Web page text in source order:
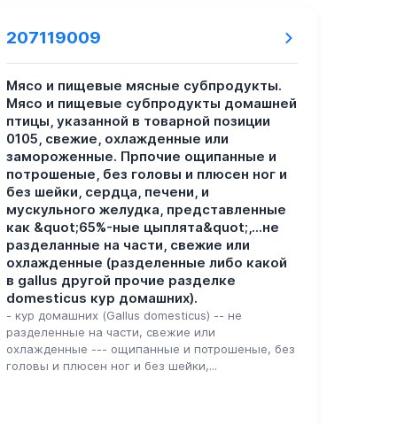
207119009
Мясо и пищевые мясные субпродукты.
Мясо и пищевые субпродукты домашней
птицы, указанной в товарной позиции
0105, свежие, охлажденные или
замороженные. Прпочие ощипанные и
потрошеные, без головы и плюсен ног и
без шейки, сердца, печени, и
мускульного желудка, представленные
как &quot;65%-ные цыплята&quot;,...не
разделанные на части, свежие или
охлажденные (разделенные либо какой
в gallus другой прочие разделке
domesticus кур домашних).
- кур домашних (Gallus domesticus) -- не
разделенные на части, свежие или
охлажденные --- ощипанные и потрошеные, без
головы и плюсен ног и без шейки,...